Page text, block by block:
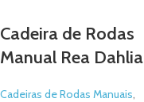
Cadeira de Rodas
Manual Rea Dahlia
Cadeiras de Rodas Manuais,